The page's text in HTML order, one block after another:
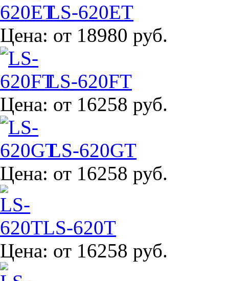
LS-620ET
Цена: от 18980 руб.
LS-620FT
Цена: от 16258 руб.
LS-620GT
Цена: от 16258 руб.
LS-620T
Цена: от 16258 руб.